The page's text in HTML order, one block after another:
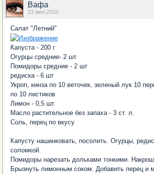
Вафа
23 июл 2010
Салат "Летний"
Капуста - 200 г
Огурцы средние- 2 шт
Помидоры средние - 2 шт
редиска - 6 шт
Укроп, кинза по 10 веточек, зеленый лук 10
по 10 листиков
Лимон - 0,5 шт
Масло растительное без запаха - 3 ст. л.
Соль, перец по вкусу
Капусту нашинковать, посолить. Огурцы,
соломкой.
Помидоры нарезать дольками тонкими.
Брызнуть лимонным соком. Добавить перец и